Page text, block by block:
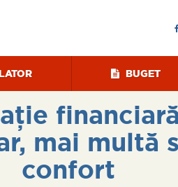
BUGET
mai multă
confort